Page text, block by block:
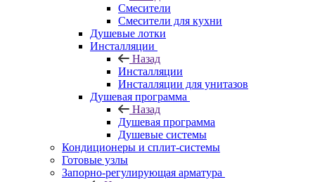
Смесители
Смесители для кухни
Душевые лотки
Инсталляции
Назад
Инсталляции
Инсталляции для унитазов
Душевая программа
Назад
Душевая программа
Душевые системы
Кондиционеры и сплит-системы
Готовые узлы
Запорно-регулирующая арматура